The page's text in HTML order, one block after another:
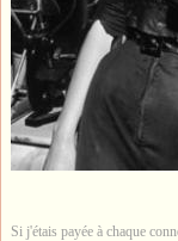
Si j'étais payée à chaque